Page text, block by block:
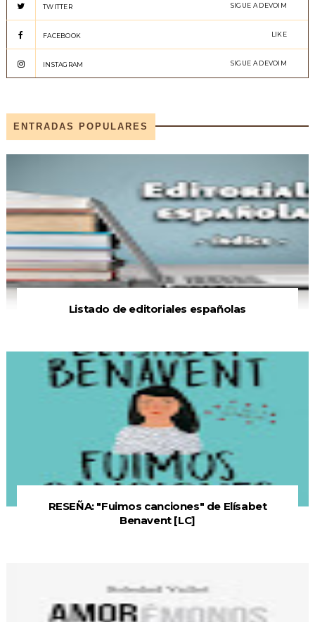
TWITTER SIGUE A DEVOIM
FACEBOOK LIKE
INSTAGRAM SIGUE A DEVOIM
ENTRADAS POPULARES
Listado de editoriales españolas
RESEÑA: "Fuimos canciones" de Elísabet
Benavent [LC]